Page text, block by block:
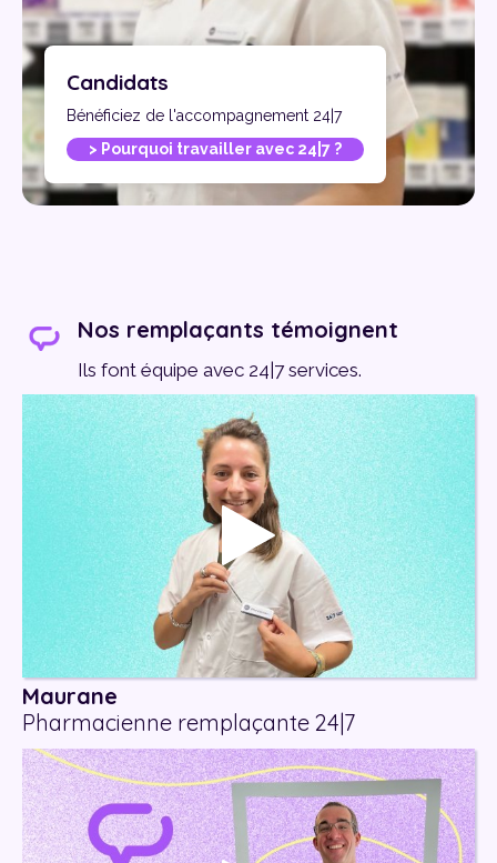
Candidats
Bénéficiez de l'accompagnement 24|7
> Pourquoi travailler avec 24|7 ?
Nos remplaçants témoignent
Ils font équipe avec 24|7 services.
Maurane
Pharmacienne remplaçante 24|7